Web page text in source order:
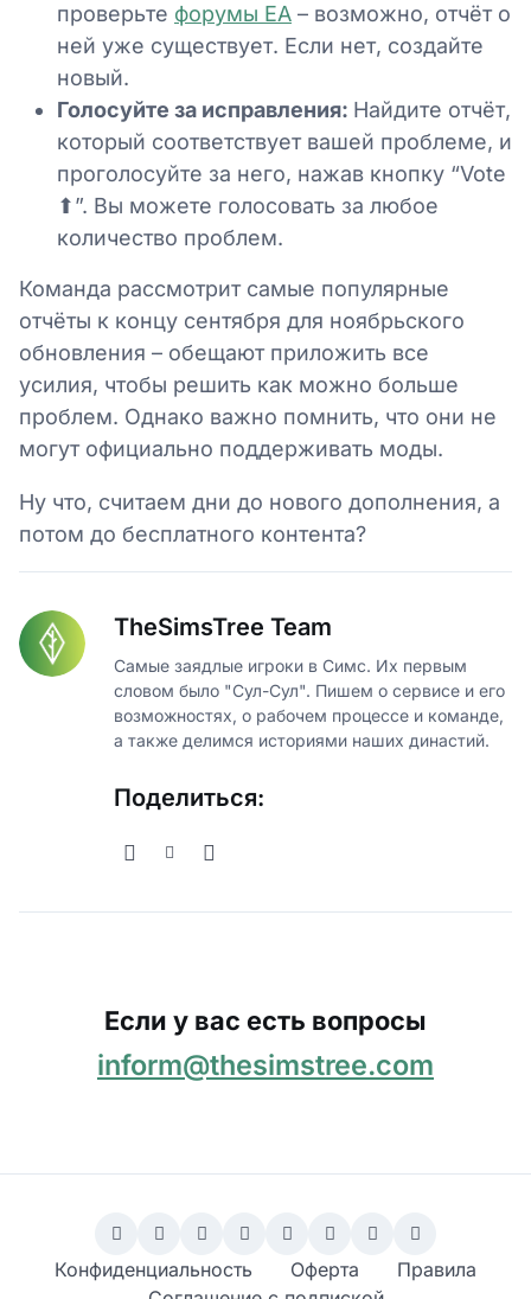
проверьте форумы EA – возможно, отчёт о
ней уже существует. Если нет, создайте
новый.
Голосуйте за исправления: Найдите отчёт,
который соответствует вашей проблеме, и
проголосуйте за него, нажав кнопку “Vote
⬆”. Вы можете голосовать за любое
количество проблем.
Команда рассмотрит самые популярные
отчёты к концу сентября для ноябрьского
обновления – обещают приложить все
усилия, чтобы решить как можно больше
проблем. Однако важно помнить, что они не
могут официально поддерживать моды.
Ну что, считаем дни до нового дополнения, а
потом до бесплатного контента?
TheSimsTree Team
Самые заядлые игроки в Симс. Их первым
словом было "Сул-Сул". Пишем о сервисе и его
возможностях, о рабочем процессе и команде,
а также делимся историями наших династий.
Поделиться:
Если у вас есть вопросы
inform@thesimstree.com
Конфиденциальность Оферта
Правила